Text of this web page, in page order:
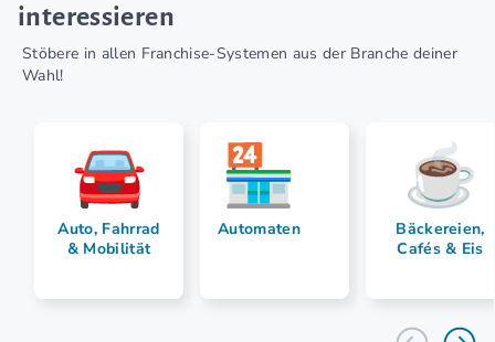
interessieren
Stöbere in allen Franchise-Systemen aus der Branche deiner
Wahl!
Auto, Fahrrad
& Mobilität
Automaten
Bäckereien,
Cafés & Eis